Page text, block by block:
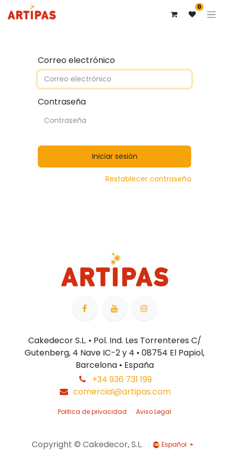
0
Correo electrónico
Contraseña
Iniciar sesión
Restablecer contraseña
Cakedecor S.L. • Pol. Ind. Les Torrenteres C/
Gutenberg, 4 Nave IC-2 y 4 • 08754 El Papiol,
Barcelona • España
+34 936 731 199
comercial@artipas.com
Politica de privacidad Aviso Legal
Copyright © Cakedecor, S.L. Español